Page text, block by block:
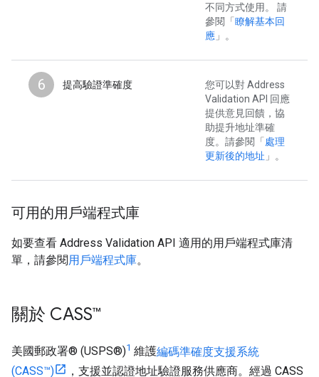
不同方式使用。 請
參閱「 瞭解基本回
應 」。
6 提高驗證準確度
您可以對 Address
Validation API 回應
提供意見回饋，協
助提升地址準確
度。請參閱「 處理
更新後的地址 」。
可用的用戶端程式庫
如要查看 Address Validation API 適用的用戶端程式庫清
單，請參閱用戶端程式庫。
關於 CASS™
美國郵政署® (USPS®)1 維護編碼準確度支援系統
(CASS™)
，支援並認證地址驗證服務供應商。經過 CASS